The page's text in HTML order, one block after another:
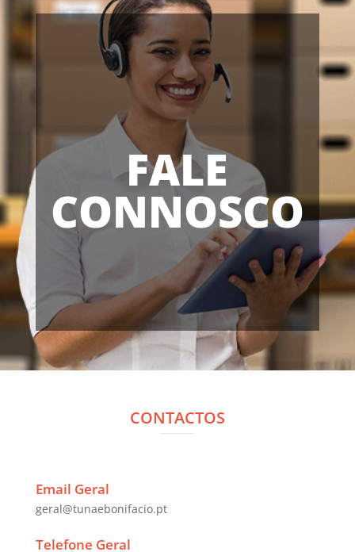
FALE
CONNOSCO
CONTACTOS
Email Geral
geral@tunaebonifacio.pt
Telefone Geral